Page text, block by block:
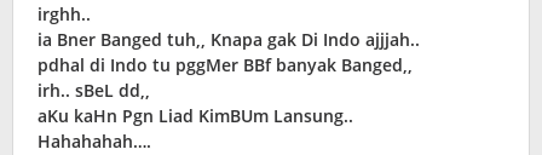
irghh..
ia Bner Banged tuh,, Knapa gak Di Indo ajjjah..
pdhal di Indo tu pggMer BBf banyak Banged,,
irh.. sBeL dd,,
aKu kaHn Pgn Liad KimBUm Lansung..
Hahahahah….